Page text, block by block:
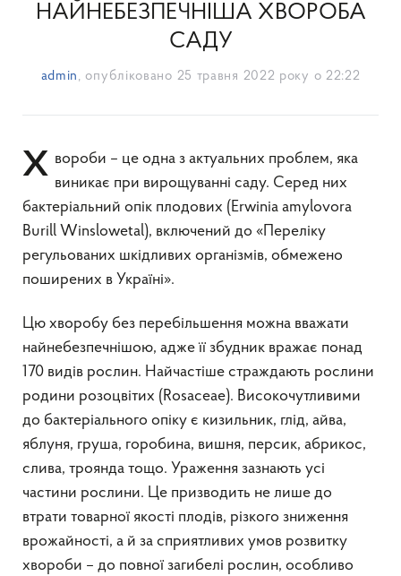
НАЙНЕБЕЗПЕЧНІША ХВОРОБА
САДУ
admin , опубліковано 25 травня 2022 року о 22:22
Хвороби – це одна з актуальних проблем, яка виникає при вирощуванні саду. Серед них
бактеріальний опік плодових (Erwinia amylovora
Burill Winslowetal), включений до «Переліку
регульованих шкідливих організмів, обмежено
поширених в Україні».
Цю хворобу без перебільшення можна вважати
найнебезпечнішою, адже її збудник вражає понад
170 видів рослин. Найчастіше страждають рослини
родини розоцвітих (Rosaceae). Високочутливими
до бактеріального опіку є кизильник, глід, айва,
яблуня, груша, горобина, вишня, персик, абрикос,
слива, троянда тощо. Ураження зазнають усі
частини рослини. Це призводить не лише до
втрати товарної якості плодів, різкого зниження
врожайності, а й за сприятливих умов розвитку
хвороби – до повної загибелі рослин, особливо